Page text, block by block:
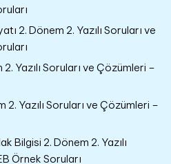
2. Dönem 2. Yazılı Soruları ve
2. Yazılı Soruları ve Çözümleri –
2. Yazılı Soruları ve Çözümleri –
Bilgisi 2. Dönem 2. Yazılı
Örnek Soruları